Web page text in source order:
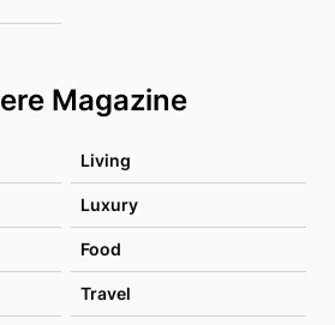
Magazine
Living
Luxury
Food
Travel